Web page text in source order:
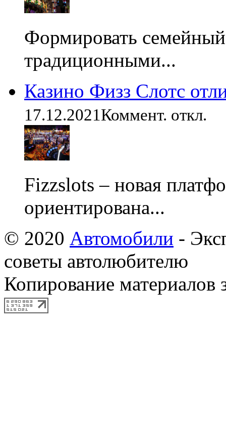
Формировать
традиционными...
Казино Физз Слотс
17.12.2021Коммент. откл.
Fizzslots – новая
ориентирована...
© 2020 Автомобили -
советы автолюбителю
Копирование материалов